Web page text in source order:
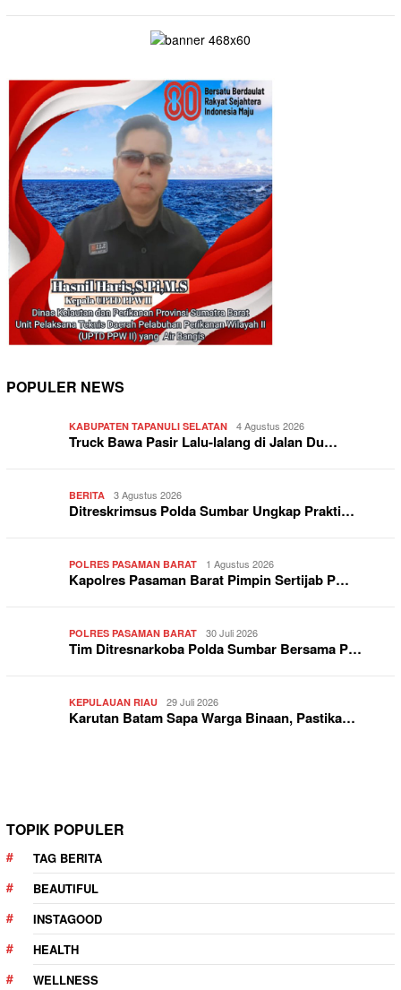
POPULER NEWS
KABUPATEN TAPANULI SELATAN 4 Agustus 2026
Truck Bawa Pasir Lalu-lalang di Jalan Du…
BERITA 3 Agustus 2026
Ditreskrimsus Polda Sumbar Ungkap Prakti…
POLRES PASAMAN BARAT 1 Agustus 2026
Kapolres Pasaman Barat Pimpin Sertijab P…
POLRES PASAMAN BARAT 30 Juli 2026
Tim Ditresnarkoba Polda Sumbar Bersama P…
KEPULAUAN RIAU 29 Juli 2026
Karutan Batam Sapa Warga Binaan, Pastika…
TOPIK POPULER
TAG BERITA
BEAUTIFUL
INSTAGOOD
HEALTH
WELLNESS